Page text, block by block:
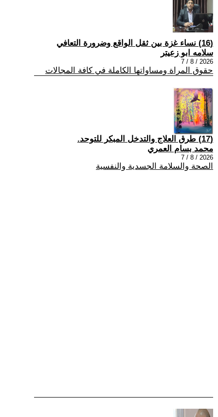
(16) نساء غزة بين ثقل الواقع وضرورة التعافي
سلامه ابو زعيتر
2026 / 8 / 7
حقوق المراة ومساواتها الكاملة في كافة المجالات
(17) طرق العلاج والتدخل المبكر للتوحد.
محمد بسام العمري
2026 / 8 / 7
الصحة والسلامة الجسدية والنفسية